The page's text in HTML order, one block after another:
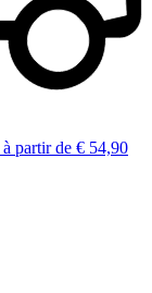
à partir de € 54,90